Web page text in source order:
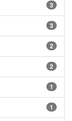
3
3
2
2
1
1